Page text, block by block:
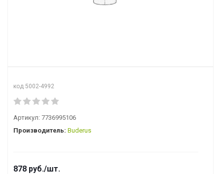
код 5002-4992
Артикул: 7736995106
Производитель: Buderus
878 руб./шт.